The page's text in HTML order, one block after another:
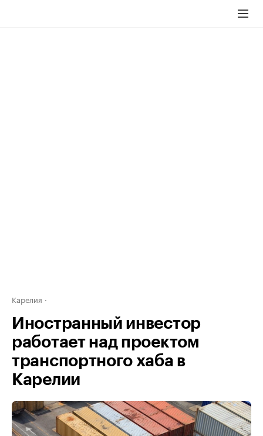
Карелия
Иностранный инвестор
работает над проектом
транспортного хаба в
Карелии